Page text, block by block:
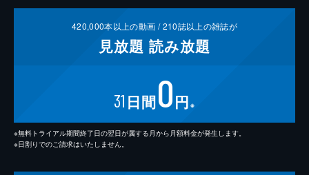
420,000本以上の動画 /210誌以上の雑誌が
見放題 読み放題
31 日間0円 ※
※無料トライアル期間終了日の翌日が属する月から月額料金が発生します。
※日割りでのご請求はいたしません。